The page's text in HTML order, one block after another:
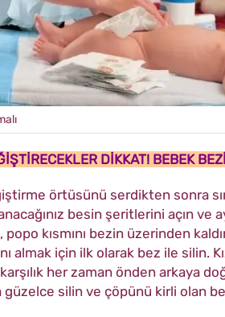
DİKKAT! BEBEK
örtüsünü serdikten sonra
besin şeritlerini açın ve
kısmını bezin üzerinden
almak için ilk olarak bez ile silin.
her zaman önden arkaya
silin ve çöpünü kirli olan